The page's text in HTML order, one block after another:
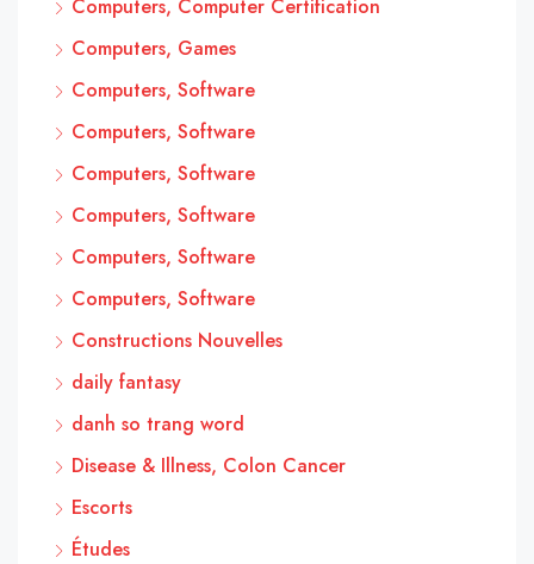
Computers, Computer Certification
Computers, Games
Computers, Software
Computers, Software
Computers, Software
Computers, Software
Computers, Software
Computers, Software
Constructions Nouvelles
daily fantasy
danh so trang word
Disease & Illness, Colon Cancer
Escorts
Études